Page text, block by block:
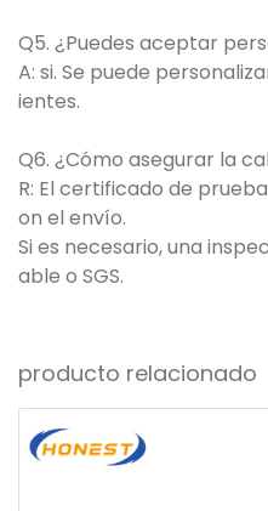
Q5. ¿Puedes aceptar
A: si. Se puede
ientes.
Q6. ¿Cómo asegurar la
R: El certificado de
on el envío.
Si es necesario, una
able o SGS.
producto relacionado